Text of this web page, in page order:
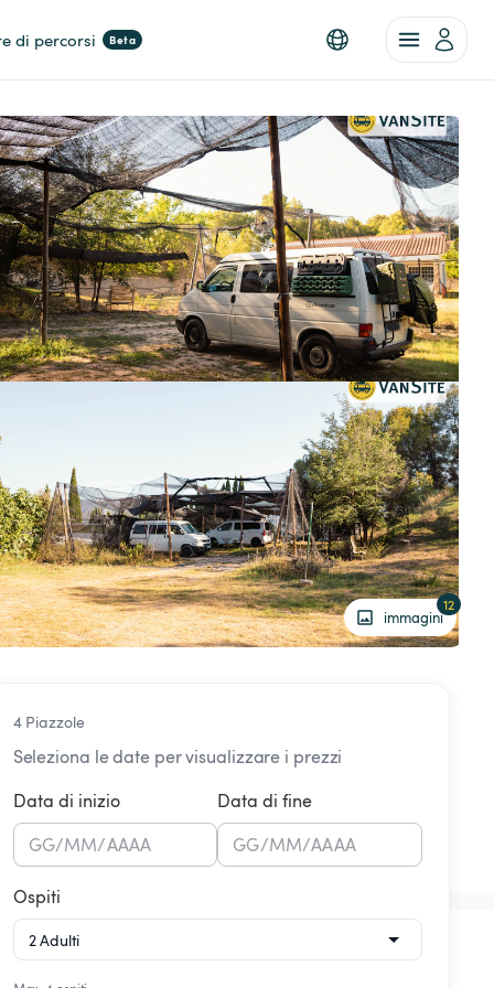
di percorsi Beta
immagini
12
4 Piazzole
Seleziona le date per visualizzare i prezzi
Data di inizio
GG/MM/AAAA
Data di fine
GG/MM/AAAA
Ospiti